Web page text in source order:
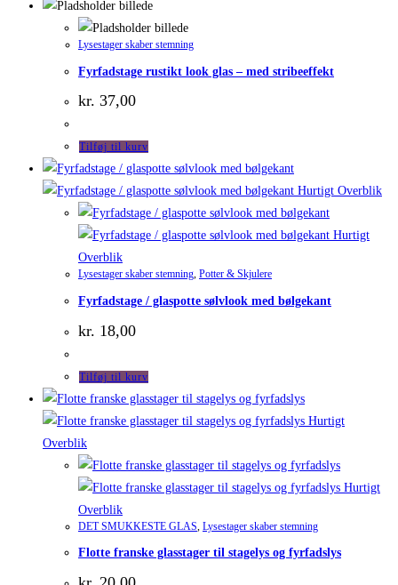
Lysestager skaber stemning
Fyrfadstage rustikt look glas – med stribeeffekt
kr. 37,00
Tilføj til kurv
Hurtigt Overblik
Hurtigt
Overblik
Lysestager skaber stemning, Potter & Skjulere
Fyrfadstage / glaspotte sølvlook med bølgekant
kr. 18,00
Tilføj til kurv
Hurtigt
Overblik
Hurtigt
Overblik
DET SMUKKESTE GLAS Lysestager skaber stemning
Flotte franske glasstager til stagelys og fyrfadslys